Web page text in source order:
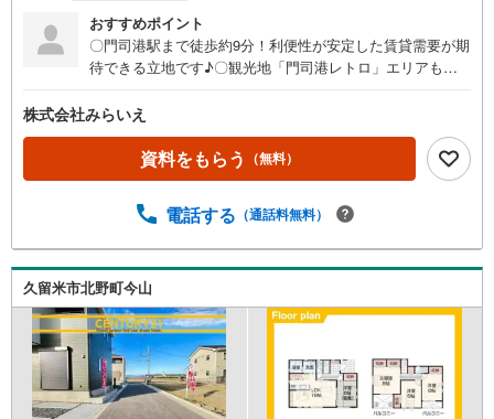
おすすめポイント
〇門司港駅まで徒歩約9分！利便性が安定した賃貸需要が期
待できる立地です♪〇観光地「門司港レトロ」エリアも徒
層や社宅需要など、幅広い賃貸ニーズに対応できる広さが
魅力です♪〇オーナーチェンジ（投資用物件につき実際に
居住できません）
株式会社みらいえ
資料をもらう （無料）
電話する （通話料無料）
久留米市北野町今山